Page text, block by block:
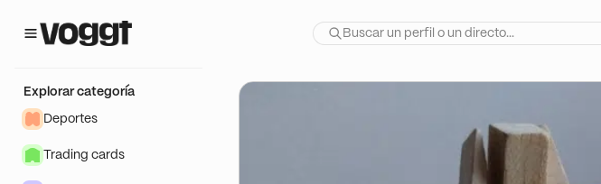
Explorar categoría
Deportes
Trading cards
show: